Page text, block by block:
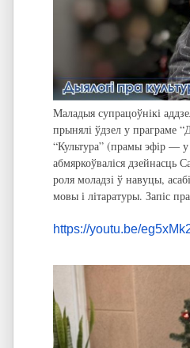
Маладыя супрацоўнікі
прынялі ўдзел у праграме
“Культура” (прамы эфір —
абмяркоўваліся дзейнасць
роля моладзі ў навуцы,
мовы і літаратуры. Запіс
https://youtu.be/